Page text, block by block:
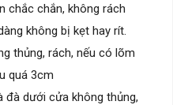
chắc chắn, không rách
không bị kẹt hay rít.
thủng, rách, nếu có lõm
quá 3cm
đà dưới cửa không thủng,